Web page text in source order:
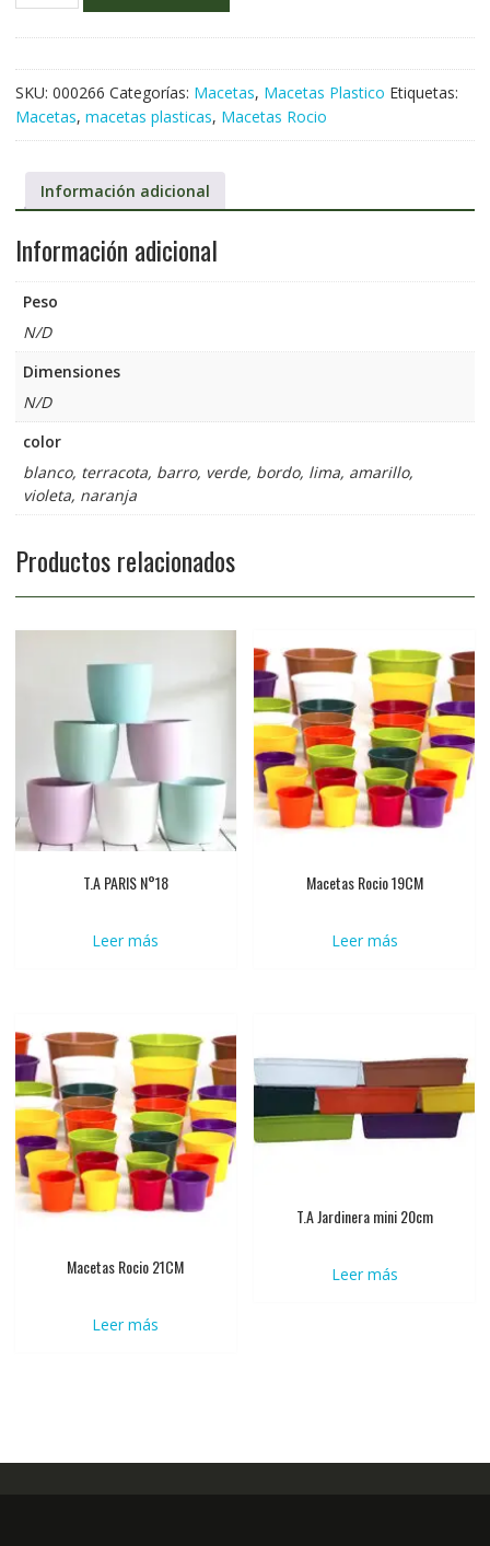
SKU: 000266 Categorías: Macetas, Macetas Plastico Etiquetas:
Macetas, macetas plasticas, Macetas Rocio
Información adicional
Información adicional
Peso
N/D
Dimensiones
N/D
color
blanco, terracota, barro, verde, bordo, lima, amarillo,
violeta, naranja
Productos relacionados
T.A PARIS N°18
Leer más
Macetas Rocio 19CM
Leer más
Macetas Rocio 21CM
Leer más
T.A Jardinera mini 20cm
Leer más